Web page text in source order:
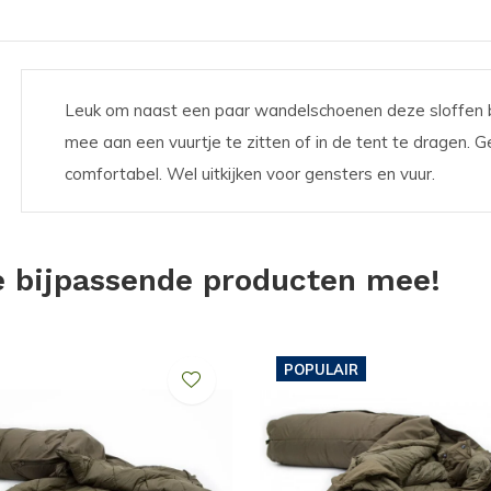
is het heerlijk om terug in je tent
en ben je weer klaar voor de
extra paar sokken los ik het niet op.
Deze booties zijn geweldig! Heerlijk
altijd prettig. Deze booties zijn sterk en
Leuk om naast een paar wandelschoenen deze
mee aan een vuurtje te zitten of in de tent te dragen.
comfortabel. Wel uitkijken voor gensters en vuur.
bijpassende producten mee!
POPULAIR